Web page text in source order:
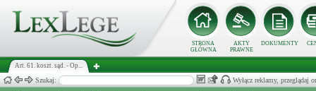
STRONA
GŁÓWNA
AKTY
PRAWNE
DOKUMENTY
Art. 61. koszt. sąd. - Op...
Szukaj: Wyłącz reklamy, przeglądaj